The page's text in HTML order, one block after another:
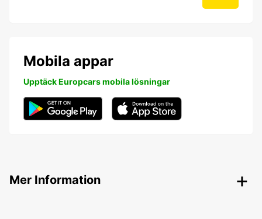
Mobila appar
Upptäck Europcars mobila lösningar
Mer Information